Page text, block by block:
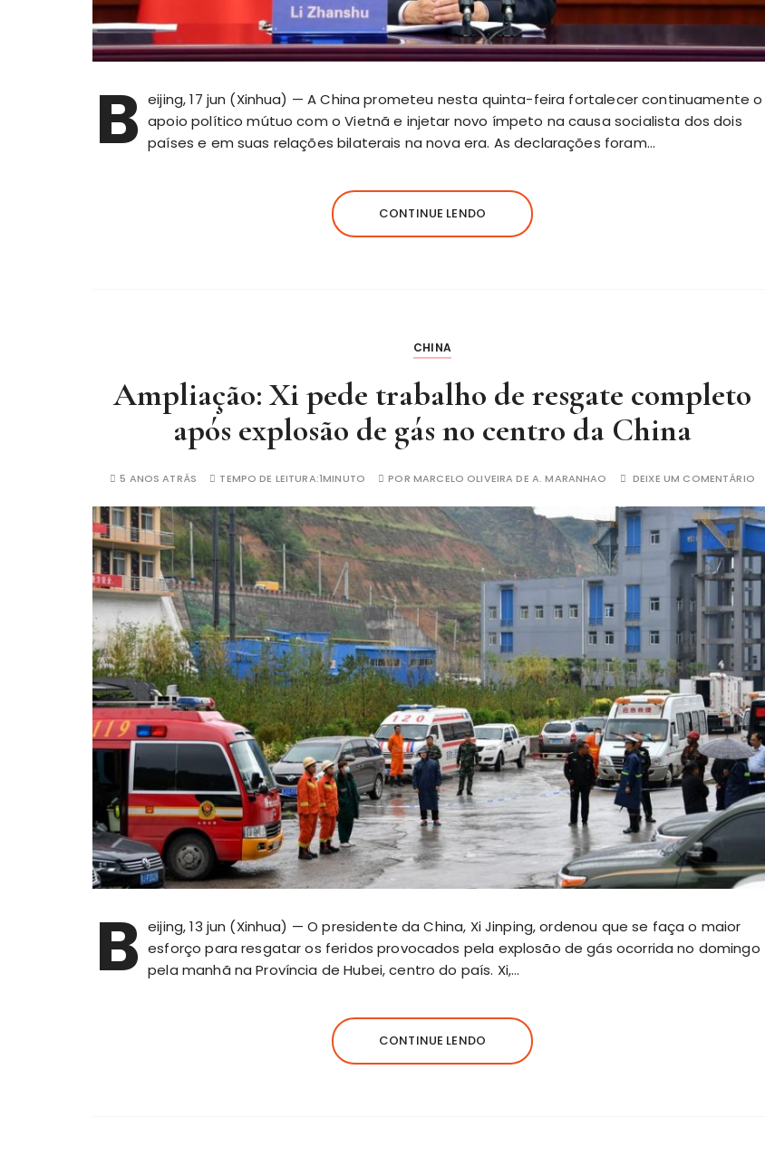
B eijing, 17 jun (Xinhua) — A China prometeu nesta quinta-feira fortalecer continuamente o
apoio político mútuo com o Vietnã e injetar novo ímpeto na causa socialista dos dois
países e em suas relações bilaterais na nova era. As declarações foram…
CONTINUE LENDO
CHINA
Ampliação: Xi pede trabalho de resgate completo
após explosão de gás no centro da China
5 ANOS ATRÁS TEMPO DE LEITURA:1MINUTO POR MARCELO OLIVEIRA DE A. MARANHAO DEIXE UM COMENTÁRIO
B eijing, 13 jun (Xinhua) — O presidente da China, Xi Jinping, ordenou que se faça o maior
esforço para resgatar os feridos provocados pela explosão de gás ocorrida no domingo
pela manhã na Província de Hubei, centro do país. Xi,…
CONTINUE LENDO